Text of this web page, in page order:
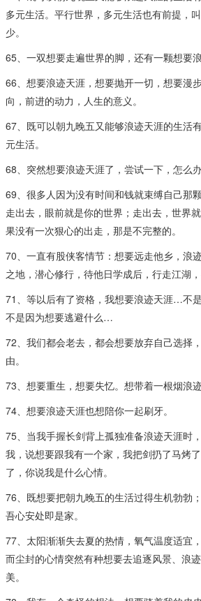
多元生活。平行世界，多元生活也有前提，
少。
65、一双想要走遍世界的脚，还有一颗想要浪
66、想要浪迹天涯，想要抛开一切，想要漫
向，前进的动力，人生的意义。
67、既可以朝九晚五又能够浪迹天涯的生活
元生活。
68、突然想要浪迹天涯了，尝试一下，怎么办
69、很多人因为没有时间和钱就束缚自己那
走出去，眼前就是你的世界；走出去，世界
果没有一次狠心的出走，那是不完整的。
70、一直有股侠客情节：想要远走他乡，浪
之地，潜心修行，待他日学成后，行走江湖
71、等以后有了资格，我想要浪迹天涯…不
不是因为想要逃避什么…
72、我们都会老去，都会想要放弃自己选择
由。
73、想要重生，想要失忆。想带着一根烟浪
74、想要浪迹天涯也想陪你一起刷牙。
75、当我手握长剑背上孤独准备浪迹天涯时
我，说想要跟我有一个家，我把剑扔了马烤
了，你说我是什么心情。
76、既想要把朝九晚五的生活过得生机勃勃
吾心安处即是家。​
77、太阳渐渐失去夏的热情，氧气温度适宜
而尘封的心情突然有种想要去追逐风景、浪
美。​